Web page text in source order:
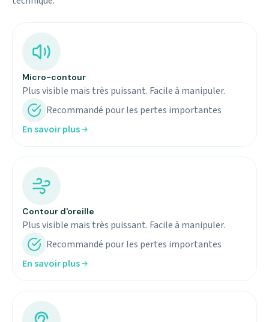
Micro-contour
Plus visible mais très puissant. Facile à manipuler.
Recommandé pour les pertes importantes
En savoir plus
Contour d'oreille
Plus visible mais très puissant. Facile à manipuler.
Recommandé pour les pertes importantes
En savoir plus